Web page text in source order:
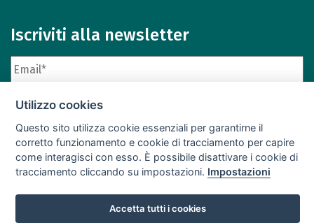
Iscriviti alla newsletter
Iscriviti Archivio newsletter
Utilizzo cookies
Questo sito utilizza cookie essenziali per garantirne il
corretto funzionamento e cookie di tracciamento per capire
come interagisci con esso. È possibile disattivare i cookie di
tracciamento cliccando su impostazioni. Impostazioni
Accetta tutti i cookies